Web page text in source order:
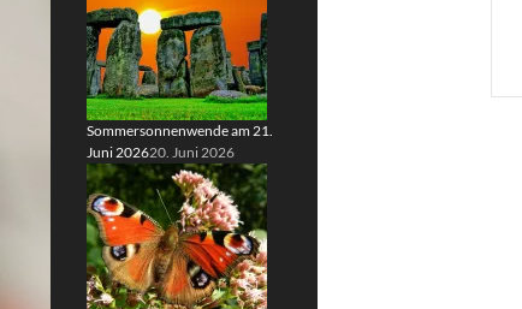
Sommersonnenwende am 21.
Juni 202620. Juni 2026